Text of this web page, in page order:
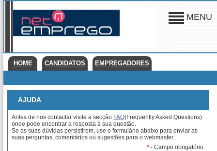
MENU
HOME CANDIDATOS EMPREGADORES
AJUDA
Antes de nos contactar visite a secção FAQ(Frequently Asked Questions)
onde pode encontrar a resposta à sua questão.
Se as suas dúvidas persistirem, use o formulário abaixo para enviar as
suas perguntas, comentários ou sugestões para o webmaster.
* - Campo obrigatório.